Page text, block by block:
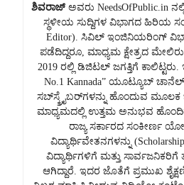
ಶಿವರಾಜ್ಅವರು NeedsOfPublic.in
ಸ್ಥಳೀಯ ಸುದ್ದಿಗಳ ವಿಭಾಗದ ಹಿರಿಯ
Editor). ಸಿವಿಲ್ ಇಂಜಿನಿಯರಿಂಗ್
ಪಡೆದಿದ್ದರೂ, ಮಾಧ್ಯಮ ಕ್ಷೇತ್ರದ
2019 ರಲ್ಲಿ ಡಿಜಿಟಲ್ ಜಗತ್ತಿಗೆ
No.1 Kannada” ಯೂಟ್ಯೂಬ್ ಚಾನೆಲ್
ಸಬ್‌ಸ್ಕ್ರೈಬರ್‌ಗಳನ್ನು ಹೊಂದುವ
ಮಾಧ್ಯಮದಲ್ಲಿ ಉತ್ತಮ ಅನುಭವ
ರಾಜ್ಯ ಸರ್ಕಾರದ ಸಂಕೀರ್ಣ
ವಿದ್ಯಾರ್ಥಿವೇತನಗಳನ್ನು
ವಿದ್ಯಾರ್ಥಿಗಳಿಗೆ ಮತ್ತು ಸಾರ್ವಜನಿಕರಿಗೆ
ಆಗಿದ್ದಾರೆ. ಇದರ ಜೊತೆಗೆ ಪ್ರಮುಖ